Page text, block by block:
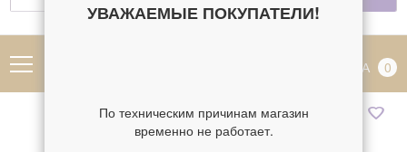
КОРЗИНА 0
УВАЖАЕМЫЕ ПОКУПАТЕЛИ!
По техническим причинам магазин
временно не работает.